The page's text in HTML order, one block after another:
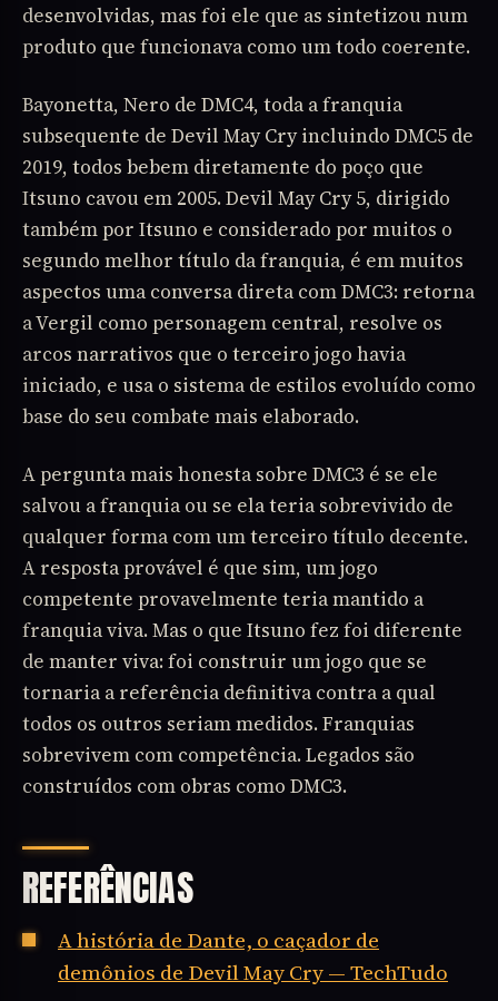
desenvolvidas, mas foi ele que as sintetizou num
produto que funcionava como um todo coerente.
Bayonetta, Nero de DMC4, toda a franquia
subsequente de Devil May Cry incluindo DMC5 de
2019, todos bebem diretamente do poço que
Itsuno cavou em 2005. Devil May Cry 5, dirigido
também por Itsuno e considerado por muitos o
segundo melhor título da franquia, é em muitos
aspectos uma conversa direta com DMC3: retorna
a Vergil como personagem central, resolve os
arcos narrativos que o terceiro jogo havia
iniciado, e usa o sistema de estilos evoluído como
base do seu combate mais elaborado.
A pergunta mais honesta sobre DMC3 é se ele
salvou a franquia ou se ela teria sobrevivido de
qualquer forma com um terceiro título decente.
A resposta provável é que sim, um jogo
competente provavelmente teria mantido a
franquia viva. Mas o que Itsuno fez foi diferente
de manter viva: foi construir um jogo que se
tornaria a referência definitiva contra a qual
todos os outros seriam medidos. Franquias
sobrevivem com competência. Legados são
construídos com obras como DMC3.
REFERÊNCIAS
A história de Dante, o caçador de
demônios de Devil May Cry — TechTudo